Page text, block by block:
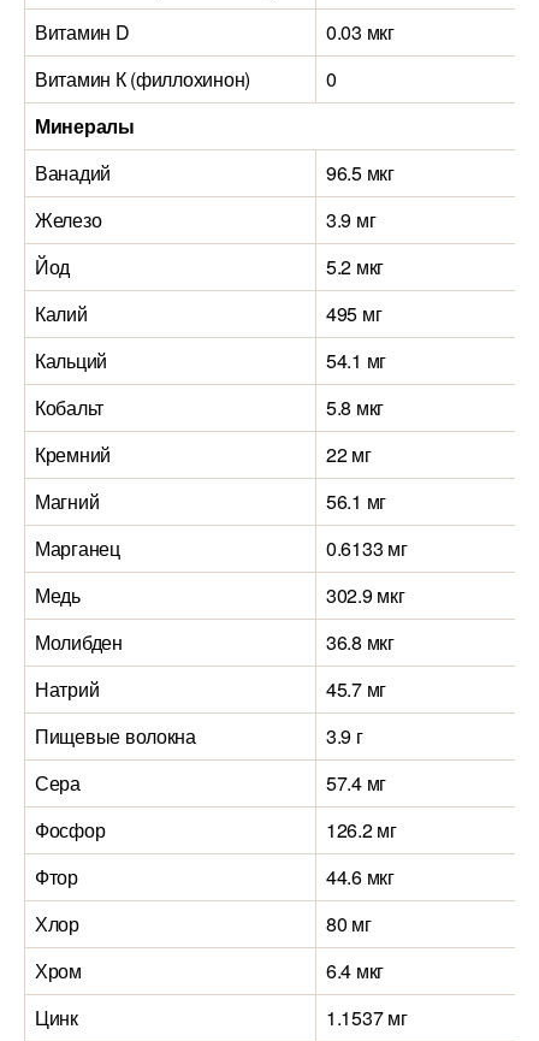
Витамин D
0.03 мкг
Витамин К (филлохинон)
0
Минералы
Ванадий
96.5 мкг
Железо
3.9 мг
Йод
5.2 мкг
Калий
495 мг
Кальций
54.1 мг
Кобальт
5.8 мкг
Кремний
22 мг
Магний
56.1 мг
Марганец
0.6133 мг
Медь
302.9 мкг
Молибден
36.8 мкг
Натрий
45.7 мг
Пищевые волокна
3.9 г
Сера
57.4 мг
Фосфор
126.2 мг
Фтор
44.6 мкг
Хлор
80 мг
Хром
6.4 мкг
Цинк
1.1537 мг